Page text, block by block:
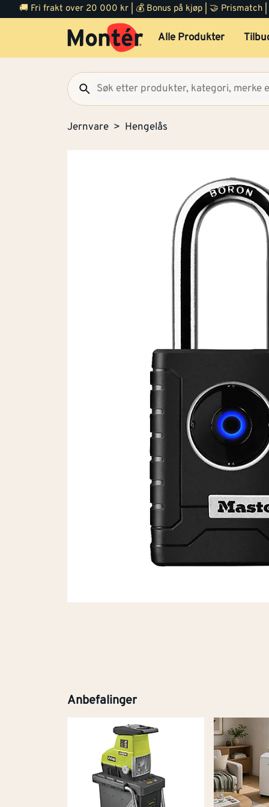
🚚 Fri frakt over 20 000 kr | 💰 Bonus på kjøp | 🤝 Prismatch
Alle Produkter
Jernvare Hengelås
Anbefalinger